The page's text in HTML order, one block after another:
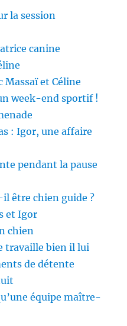
la session
canine
Massaï et Céline
week-end sportif !
: Igor, une affaire
pendant la pause
être chien guide ?
et Igor
chien
travaille bien il lui
de détente
équipe maître-